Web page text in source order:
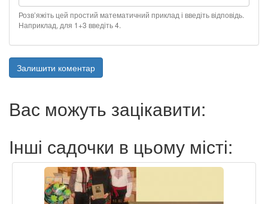
Розв’яжіть цей простий математичний приклад і введіть відповідь.
Наприклад, для 1+3 введіть 4.
Залишити коментар
Вас можуть зацікавити:
Інші садочки в цьому місті: